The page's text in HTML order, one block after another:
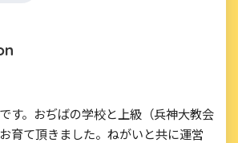
す。おぢばの学校と上級（兵神大教会
育て頂きました。ねがいと共に運営